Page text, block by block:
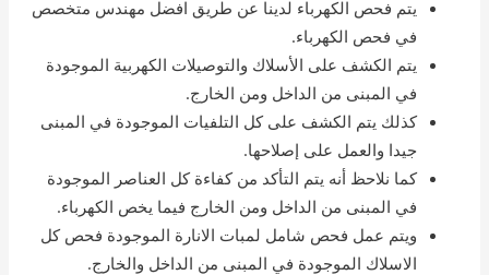
يتم فحص الكهرباء لدينا عن طريق افضل مهندس متخصص
في فحص الكهرباء.
يتم الكشف على الأسلاك والتوصيلات الكهربية الموجودة
في المبنى من الداخل ومن الخارج.
كذلك يتم الكشف على كل التلفيات الموجودة في المبنى
جيدا والعمل على إصلاحها.
كما نلاحظ أنه يتم التأكد من كفاءة كل العناصر الموجودة
في المبنى من الداخل ومن الخارج فيما يخص الكهرباء.
ويتم عمل فحص شامل لمبات الانارة الموجودة فحص كل
الاسلاك الموجودة في المبنى من الداخل والخارج.